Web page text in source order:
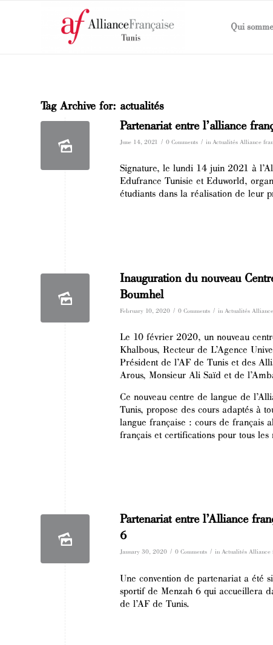
Qui
Tag Archive for: actualités
Partenariat entre l’alliance
June 14, 2021 / 0 Comments / in Actualités Alliance
Signature, le lundi 14 juin 2021 à
Edufrance Tunisie et Eduworld,
étudiants dans la réalisation de leur
Inauguration du nouveau
Boumhel
February 10, 2020 / 0 Comments / in Actualités
Le 10 février 2020, un nouveau
Khalbous, Recteur de L’Agence
Président de l’AF de Tunis et des
Arous, Monsieur Ali Saïd et de
Ce nouveau centre de langue de
Tunis, propose des cours adaptés à
langue française : cours de français
français et certifications pour tous
Partenariat entre l’Alliance
6
January 30, 2020 / 0 Comments / in Actualités Alliance
Une convention de partenariat a été
sportif de Menzah 6 qui accueillera
de l’AF de Tunis.